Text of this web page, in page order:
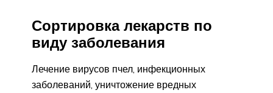
Сортировка лекарств по
виду заболевания
Лечение вирусов пчел, инфекционных
заболеваний, уничтожение вредных